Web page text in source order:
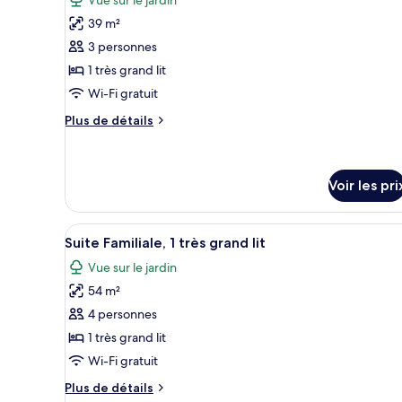
une
place
pour
ce
type
de
chambre :
Chambre
grand
lit
39 m²
3 personnes
1 très grand lit
Wi-Fi gratuit
Plus de détails
Plus
type
de
chambre
Chambre
Premium,
très
grand
lit
Voir les
Afficher
toutes
les
photos
pour
ce
type
chambre :
Une salle de bain moderne
11
Suite Familiale, 1 très grand lit
Vue sur le jardin
54 m²
4 personnes
1 très grand lit
Wi-Fi gratuit
Plus de détails
Plus